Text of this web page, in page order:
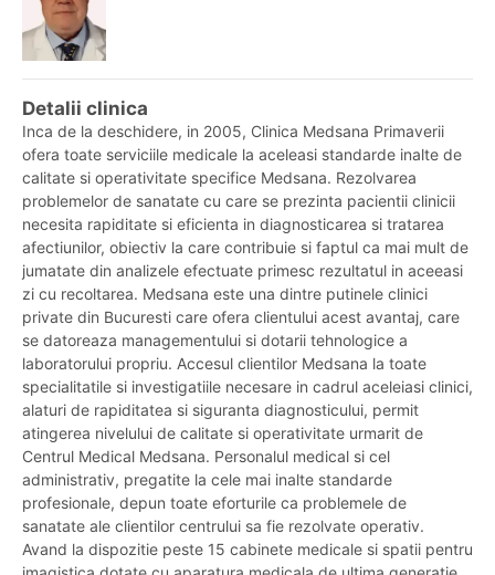
Detalii clinica
Inca de la deschidere, in 2005, Clinica Medsana Primaverii
ofera toate serviciile medicale la aceleasi standarde inalte de
calitate si operativitate specifice Medsana. Rezolvarea
problemelor de sanatate cu care se prezinta pacientii clinicii
necesita rapiditate si eficienta in diagnosticarea si tratarea
afectiunilor, obiectiv la care contribuie si faptul ca mai mult de
jumatate din analizele efectuate primesc rezultatul in aceeasi
zi cu recoltarea. Medsana este una dintre putinele clinici
private din Bucuresti care ofera clientului acest avantaj, care
se datoreaza managementului si dotarii tehnologice a
laboratorului propriu. Accesul clientilor Medsana la toate
specialitatile si investigatiile necesare in cadrul aceleiasi clinici,
alaturi de rapiditatea si siguranta diagnosticului, permit
atingerea nivelului de calitate si operativitate urmarit de
Centrul Medical Medsana. Personalul medical si cel
administrativ, pregatite la cele mai inalte standarde
profesionale, depun toate eforturile ca problemele de
sanatate ale clientilor centrului sa fie rezolvate operativ.
Avand la dispozitie peste 15 cabinete medicale si spatii pentru